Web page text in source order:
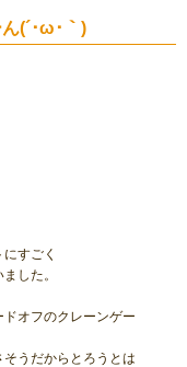
(´･ω･｀)
すごく
した。
オフのクレーンゲー
うだからとろうとは